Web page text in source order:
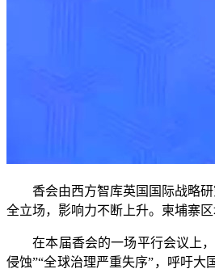
香会由西方智库英国国际战略研
全立场，影响力不断上升。柬埔寨
在本届香会的一场平行会议上，
侵蚀”“全球治理严重失序”，呼吁